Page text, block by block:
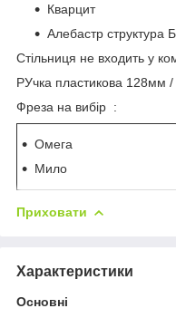
Кварцит
Алебастр
Стільниця не входить у
РУчка пластикова 128мм
Фреза на вибір :
Омега
Мило
Приховати
Характеристики
Основні